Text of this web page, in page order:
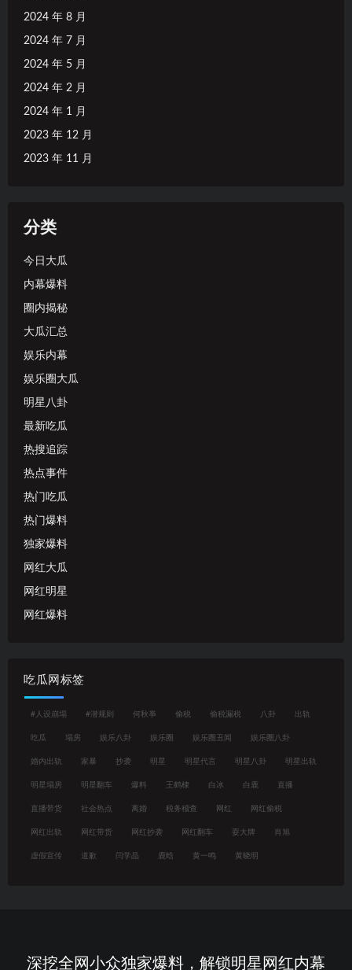
2024 年 8 月
2024 年 7 月
2024 年 5 月
2024 年 2 月
2024 年 1 月
2023 年 12 月
2023 年 11 月
分类
今日大瓜
内幕爆料
圈内揭秘
大瓜汇总
娱乐内幕
娱乐圈大瓜
明星八卦
最新吃瓜
热搜追踪
热点事件
热门吃瓜
热门爆料
独家爆料
网红大瓜
网红明星
网红爆料
吃瓜网标签
#人设崩塌 #潜规则 何秋亊 偷税 偷税漏税 八卦 出轨
吃瓜 塌房 娱乐八卦 娱乐圈 娱乐圈丑闻 娱乐圈八卦
婚内出轨 家暴 抄袭 明星 明星代言 明星八卦 明星出轨
明星塌房 明星翻车 爆料 王鹤棣 白冰 白鹿 直播
直播带货 社会热点 离婚 税务稽查 网红 网红偷税
网红出轨 网红带货 网红抄袭 网红翻车 耍大牌 肖旭
虚假宣传 道歉 闫学晶 鹿晗 黄一鸣 黄晓明
深挖全网小众独家爆料，解锁明星网红内幕